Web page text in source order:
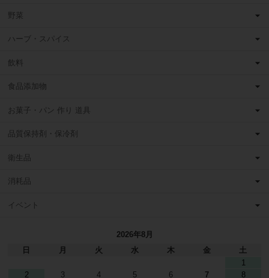
野菜
ハーブ・スパイス
飲料
食品添加物
お菓子・パン 作り 道具
品質保持剤・保冷剤
衛生品
消耗品
イベント
2026年8月
日
月 火 水 木 金
土
1
2
3 4 5 6 7
8